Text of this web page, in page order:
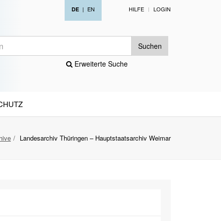
DE | EN HILFE LOGIN
Suchen
Erweiterte Suche
Landesarchiv Thüringen – Hauptstaatsarchiv Weimar